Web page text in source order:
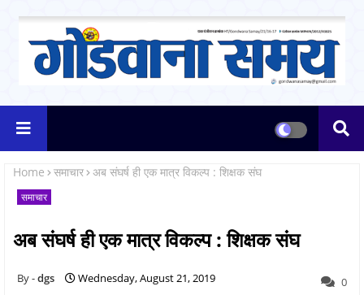
Home समाचार अब संघर्ष ही एक मात्र विकल्प : शिक्षक संघ
समाचार
अब संघर्ष ही एक मात्र विकल्प : शिक्षक संघ
dgs Wednesday, August 21, 2019 0